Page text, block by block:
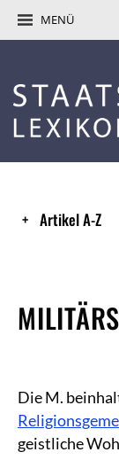
MENÜ
Artikel A-Z
Die M.
geistliche